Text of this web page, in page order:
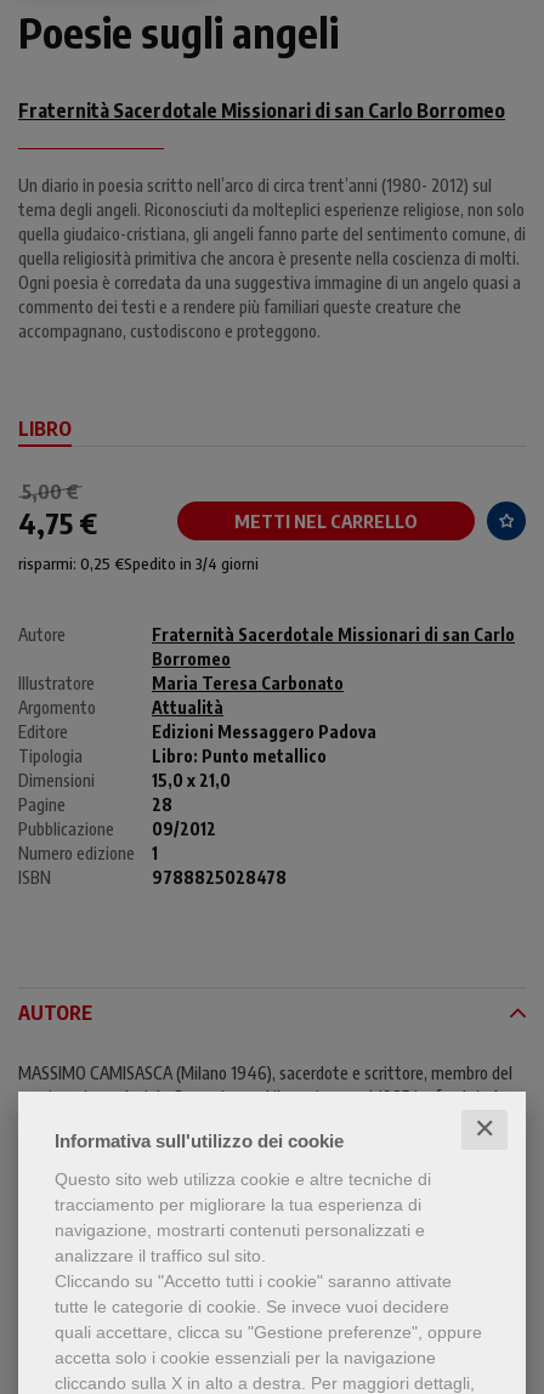
Informativa sull'utilizzo dei cookie ✕
Questo sito web utilizza cookie e altre tecniche di
tracciamento per migliorare la tua esperienza di
navigazione, mostrarti contenuti personalizzati e
analizzare il traffico sul sito.
Cliccando su "Accetto tutti i cookie" saranno attivate
tutte le categorie di cookie. Se invece vuoi decidere
quali accettare, clicca su "Gestione preferenze", oppure
accetta solo i cookie essenziali per la navigazione
cliccando sulla X in alto a destra. Per maggiori dettagli,
Poesie sugli angeli
Fraternità Sacerdotale Missionari di san Carlo Borromeo
Un diario in poesia scritto nell’arco di circa trent’anni (1980- 2012) sul
tema degli angeli. Riconosciuti da molteplici esperienze religiose, non solo
quella giudaico-cristiana, gli angeli fanno parte del sentimento comune, di
quella religiosità primitiva che ancora è presente nella coscienza di molti.
Ogni poesia è corredata da una suggestiva immagine di un angelo quasi a
commento dei testi e a rendere più familiari queste creature che
accompagnano, custodiscono e proteggono.
LIBRO
5,00 €
4,75 € METTI NEL CARRELLO
risparmi: 0,25 €Spedito in 3/4 giorni
Autore
Fraternità Sacerdotale Missionari di san Carlo
Borromeo
Illustratore
Maria Teresa Carbonato
Argomento
Attualità
Editore
Edizioni Messaggero Padova
Tipologia
Libro: Punto metallico
Dimensioni
15,0 x 21,0
Pagine
28
Pubblicazione
09/2012
Numero edizione
1
ISBN
9788825028478
AUTORE
MASSIMO CAMISASCA (Milano 1946), sacerdote e scrittore, membro del
movimento ecclesiale Comunione e Liberazione, nel 1985 ha fondato la
«Fraternità sacerdotale dei missionari di San Carlo Borromeo», di cui è
superiore generale. È stato insegnante di filosofia nei licei e poi docente
all’Università Cattolica di Milano e alla Pontificia Università Lateranense
a Roma. Nel settembre 2012 è stato nominato vescovo di Reggio Emilia.
Ha scritto numerosi saggi: con le Edizioni San Paolo la trilogia storica
Comunione e liberazione (2001-2006), Don Giussani. La sua esperienza
dell'uomo e di Dio (2009) e Padre. Ci saranno ancora sacerdoti nel futuro
della Chiesa? (2010); con le Edizioni Messaggero Padova la Via Crucis
(2011), Amare ancora (2011). MARIATERESA CARBONATO, pittrice,
attualmente vive e lavora a Bareggio (Milano) con la famiglia. Visitare il
sito www.mcarbonato.it